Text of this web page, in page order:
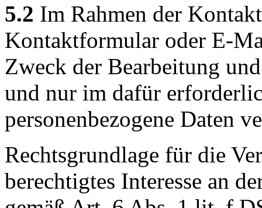
5.2 Im Rahmen der
Kontaktformular oder E-
Zweck der Bearbeitung
und nur im dafür
personenbezogene Daten
Rechtsgrundlage für die
berechtigtes Interesse an